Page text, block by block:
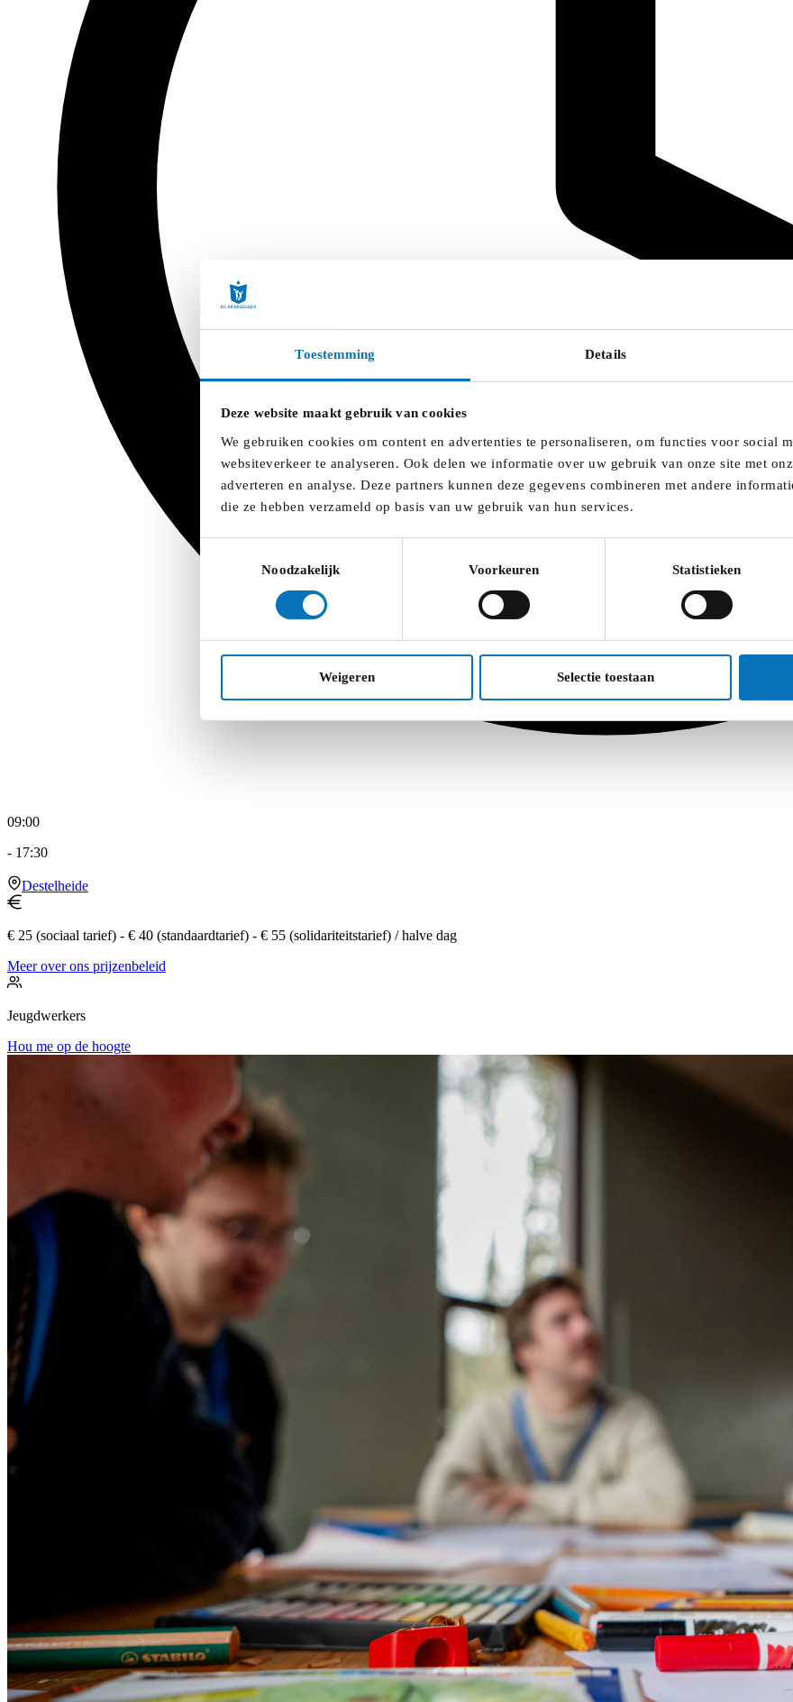
Toestemming Details
Deze website maakt gebruik van cookies
We gebruiken cookies om content en advertenties te personaliseren, om functies voor social
websiteverkeer te analyseren. Ook delen we informatie over uw gebruik van onze site met
adverteren en analyse. Deze partners kunnen deze gegevens combineren met andere
die ze hebben verzameld op basis van uw gebruik van hun services.
Noodzakelijk
Voorkeuren Statistieken
Weigeren Selectie toestaan
09:00
- 17:30
Destelheide
€ 25 (sociaal tarief) - € 40 (standaardtarief) - € 55 (solidariteitstarief) / halve dag
Meer over ons prijzenbeleid
Jeugdwerkers
Hou me op de hoogte